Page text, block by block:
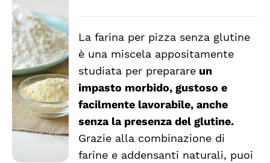
SCEGLI
QUESTO
PRODOTTO
HA
PIÙ
VARIANTI.
LE
OPZIONI
POSSONO
/
DETTAGLI
da
€3.11
a
€7.92
La farina per pizza senza glutine
è una miscela appositamente
studiata per preparare un
impasto morbido, gustoso e
facilmente lavorabile, anche
senza la presenza del glutine.
Grazie alla combinazione di
farine e addensanti naturali, puoi